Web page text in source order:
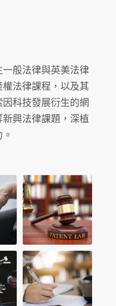
般法律與英美法律
法律課程，以及其
科技發展衍生的網
興法律課題，深植